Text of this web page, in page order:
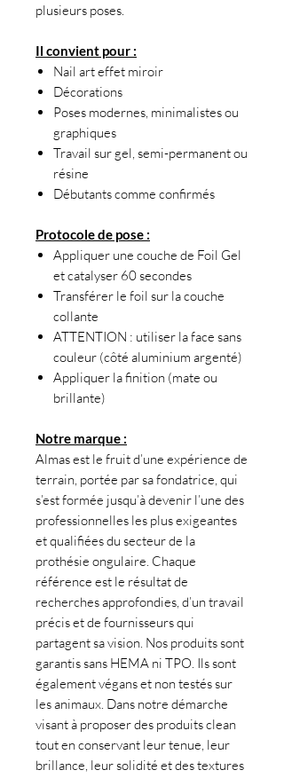
plusieurs poses.
Il convient pour :
Nail art effet miroir
Décorations
Poses modernes, minimalistes ou
graphiques
Travail sur gel, semi-permanent ou
résine
Débutants comme confirmés
Protocole de pose :
Appliquer une couche de Foil Gel
et catalyser 60 secondes
Transférer le foil sur la couche
collante
ATTENTION : utiliser la face sans
couleur (côté aluminium argenté)
Appliquer la finition (mate ou
brillante)
Notre marque :
Almas est le fruit d’une expérience de
terrain, portée par sa fondatrice, qui
s’est formée jusqu’à devenir l’une des
professionnelles les plus exigeantes
et qualifiées du secteur de la
prothésie ongulaire. Chaque
référence est le résultat de
recherches approfondies, d’un travail
précis et de fournisseurs qui
partagent sa vision. Nos produits sont
garantis sans HEMA ni TPO. Ils sont
également végans et non testés sur
les animaux. Dans notre démarche
visant à proposer des produits clean
tout en conservant leur tenue, leur
brillance, leur solidité et des textures